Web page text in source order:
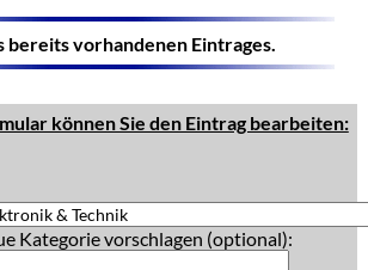
bereits vorhandenen Eintrages.
können Sie den Eintrag bearbeiten:
Kategorie vorschlagen (optional):